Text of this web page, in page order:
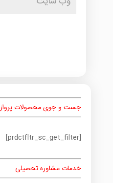
جست و جوی محصولات پرواز
[prdctfltr_sc_get_filter]
خدمات مشاوره تحصیلی